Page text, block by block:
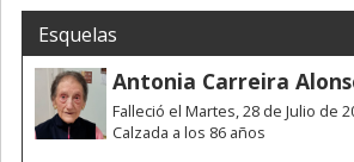
Esquelas
Antonia Carreira
Falleció el Martes, 28 de Julio de
Calzada a los 86 años